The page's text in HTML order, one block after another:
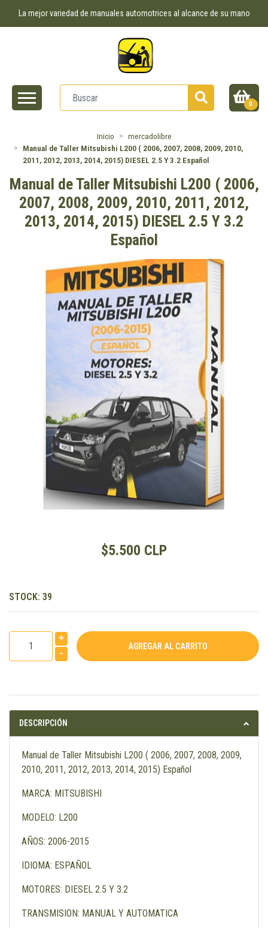
La mejor variedad de manuales automotrices al alcance de su mano
0
Inicio
mercadolibre
Manual de Taller Mitsubishi L200 ( 2006, 2007, 2008, 2009, 2010,
2011, 2012, 2013, 2014, 2015) DIESEL 2.5 Y 3.2 Español
Manual de Taller Mitsubishi L200 ( 2006,
2007, 2008, 2009, 2010, 2011, 2012,
2013, 2014, 2015) DIESEL 2.5 Y 3.2
Español
$5.500 CLP
STOCK: 39
+
-
DESCRIPCIÓN
Manual de Taller Mitsubishi L200 ( 2006, 2007, 2008, 2009,
2010, 2011, 2012, 2013, 2014, 2015) Español
MARCA: MITSUBISHI
MODELO: L200
AÑOS: 2006-2015
IDIOMA: ESPAÑOL
MOTORES: DIESEL 2.5 Y 3.2
TRANSMISION: MANUAL Y AUTOMATICA